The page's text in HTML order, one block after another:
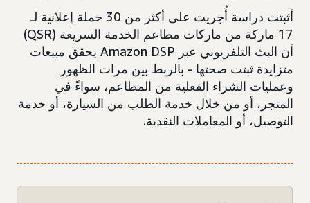
أثبتت دراسة أُجريت على أكثر من 30 حملة إعلانية لـ
17 ماركة من ماركات مطاعم الخدمة السريعة (QSR)
أن البث التلفزيوني عبر Amazon DSP يحقق مبيعات
متزايدة ثبتت صحتها - بالربط بين مرات الظهور
وعمليات الشراء الفعلية من المطاعم، سواءً في
المتجر، أو من خلال خدمة الطلب من السيارة، أو خدمة
التوصيل، أو المعاملات النقدية.